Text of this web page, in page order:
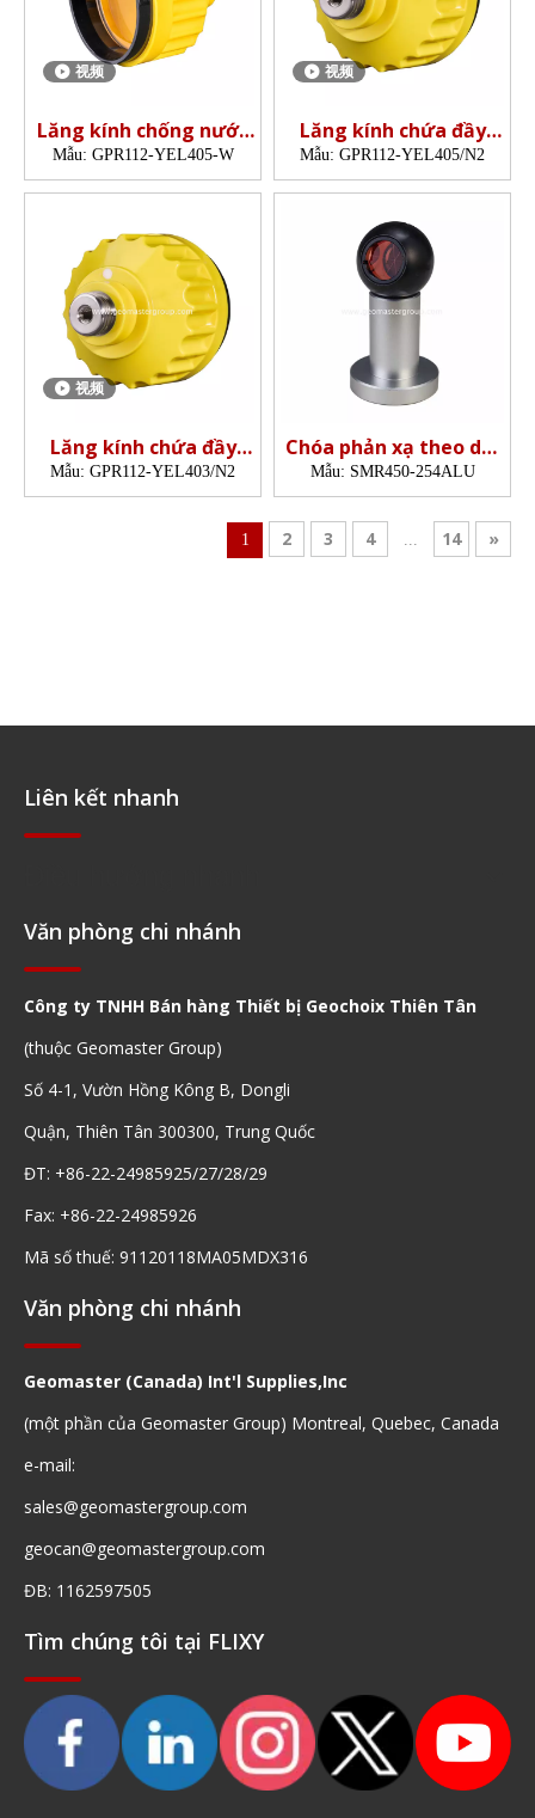
视频
Lăng kính chống nước
(5',mạ đồng)
Mẫu: GPR112-YEL405-W
视频
Lăng kính chứa đầy
nitơ (62mm, 5 ')
Mẫu: GPR112-YEL405/N2
视频
Lăng kính chứa đầy
nitơ (62mm, 3 ')
Mẫu: GPR112-YEL403/N2
Chóa phản xạ theo dõi
tia laze (45mm,5')
Mẫu: SMR450-254ALU
1 2 3 4 ... 14 »
Liên kết nhanh
Văn phòng chi nhánh
Công ty TNHH Bán hàng Thiết bị Geochoix Thiên Tân
(thuộc Geomaster Group)
Số 4-1, Vườn Hồng Kông B, Dongli
Quận, Thiên Tân 300300, Trung Quốc
ĐT: +86-22-24985925/27/28/29
Fax: +86-22-24985926
Mã số thuế: 91120118MA05MDX316
Văn phòng chi nhánh
Geomaster (Canada) Int'l Supplies,Inc
(một phần của Geomaster Group) Montreal, Quebec, Canada
e-mail:
sales@geomastergroup.com
geocan@geomastergroup.com
ĐB: 1162597505
Tìm chúng tôi tại FLIXY